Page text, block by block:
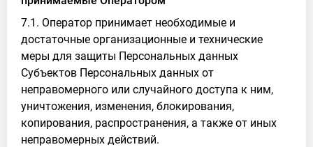
7.1. Оператор принимает необходимые и
достаточные организационные и технические
меры для защиты Персональных данных
Субъектов Персональных данных от
неправомерного или случайного доступа к ним,
уничтожения, изменения, блокирования,
копирования, распространения, а также от иных
неправомерных действий.